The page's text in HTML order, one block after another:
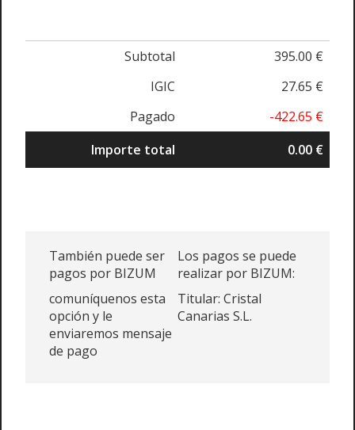
Subtotal
395.00 €
IGIC
27.65 €
Pagado
-422.65 €
Importe total
0.00 €
También puede ser
pagos por BIZUM
comuníquenos esta
opción y le
enviaremos mensaje
de pago
Los pagos se puede
realizar por BIZUM:
Titular: Cristal
Canarias S.L.